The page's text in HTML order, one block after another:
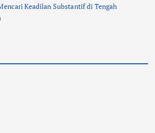
Keadilan Substantif di Tengah